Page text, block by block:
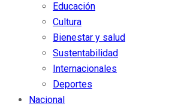
Educación
Cultura
Bienestar y salud
Sustentabilidad
Internacionales
Deportes
Nacional